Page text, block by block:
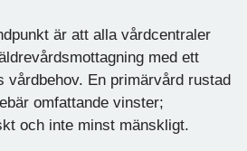
är att alla vårdcentraler
med ett
vårdbehov. En primärvård rustad
omfattande vinster;
och inte minst mänskligt.